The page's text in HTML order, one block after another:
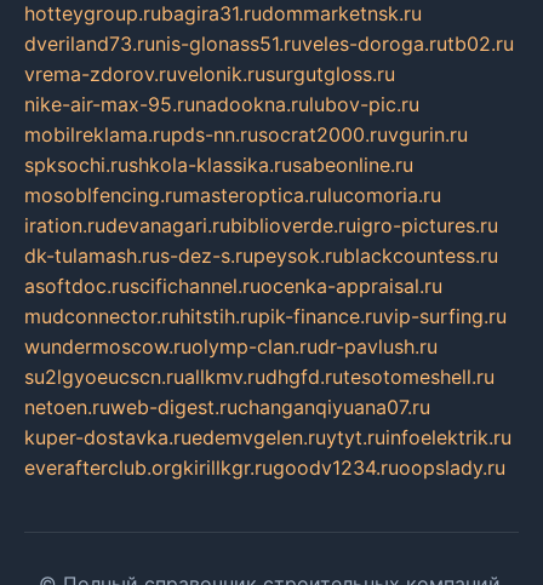
hotteygroup.rubagira31.rudommarketnsk.ru
dveriland73.runis-glonass51.ruveles-doroga.rutb02.ru
vrema-zdorov.ruvelonik.rusurgutgloss.ru
nike-air-max-95.runadookna.rulubov-pic.ru
mobilreklama.rupds-nn.rusocrat2000.ruvgurin.ru
spksochi.rushkola-klassika.rusabeonline.ru
mosoblfencing.rumasteroptica.rulucomoria.ru
iration.rudevanagari.rubiblioverde.ruigro-pictures.ru
dk-tulamash.rus-dez-s.rupeysok.rublackcountess.ru
asoftdoc.ruscifichannel.ruocenka-appraisal.ru
mudconnector.ruhitstih.rupik-finance.ruvip-surfing.ru
wundermoscow.ruolymp-clan.rudr-pavlush.ru
su2lgyoeucscn.ruallkmv.rudhgfd.rutesotomeshell.ru
netoen.ruweb-digest.ruchanganqiyuana07.ru
kuper-dostavka.ruedemvgelen.ruytyt.ruinfoelektrik.ru
everafterclub.orgkirillkgr.rugoodv1234.ruoopslady.ru